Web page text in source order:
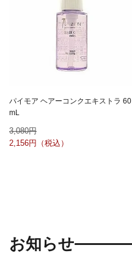
パイモア ヘアーコンクエキストラ 60
mL
3,080
2,156
お知らせ